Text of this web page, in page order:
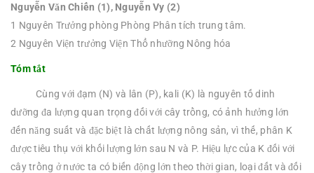
Nguyễn Văn Chiến (1), Nguyễn Vy (2)
1 Nguyên Trưởng phòng Phòng Phân tích trung tâm.
2 Nguyên Viện trưởng Viện Thổ nhưỡng Nông hóa
Tóm tắt
Cùng với đạm (N) và lân (P), kali (K) là nguyên tố dinh
dưỡng đa lượng quan trọng đối với cây trồng, có ảnh hưởng lớn
đến năng suất và đặc biệt là chất lượng nông sản, vì thế, phân K
được tiêu thụ với khối lượng lớn sau N và P. Hiệu lực của K đối với
cây trồng ở nước ta có biến động lớn theo thời gian, loại đất và đối